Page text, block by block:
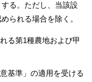
る。ただし、当該設
られる場合を除く。
る第1種農地および甲
基準」の適用を受ける